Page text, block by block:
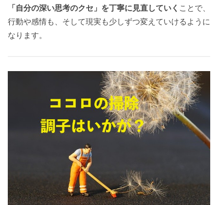
「自分の深い思考のクセ」を丁寧に見直していく ことで、
行動や感情も、そして現実も少しずつ変えていけるように
なります。